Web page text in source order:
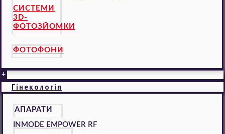
СИСТЕМИ
3D-
ФОТОЗЙОМКИ
ФОТОФОНИ
+
Гінекологія
АПАРАТИ
INMODE EMPOWER RF